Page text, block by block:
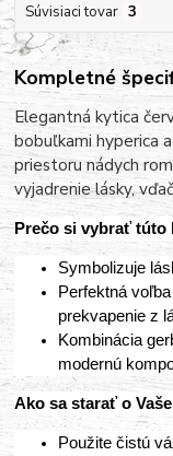
Súvisiaci tovar 3
Kompletné
Elegantná kytica
bobuľkami hyperica
priestoru nádych
vyjadrenie lásky,
Prečo si vybrať túto
Symbolizuje
Perfektná
prekvapenie z
Kombinácia
modernú
Ako sa starať o
Použite čistú